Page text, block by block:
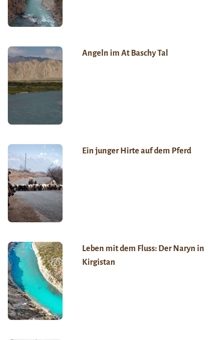
Angeln im At Baschy Tal
Ein junger Hirte auf dem Pferd
Leben mit dem Fluss: Der Naryn in
Kirgistan